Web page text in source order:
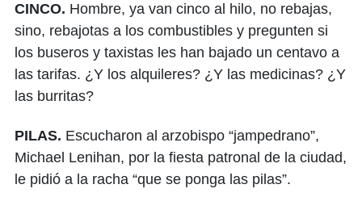
CINCO. Hombre, ya van cinco al hilo, no rebajas,
sino, rebajotas a los combustibles y pregunten si
los buseros y taxistas les han bajado un centavo a
las tarifas. ¿Y los alquileres? ¿Y las medicinas? ¿Y
las burritas?
PILAS. Escucharon al arzobispo “jampedrano”,
Michael Lenihan, por la fiesta patronal de la ciudad,
le pidió a la racha “que se ponga las pilas”.